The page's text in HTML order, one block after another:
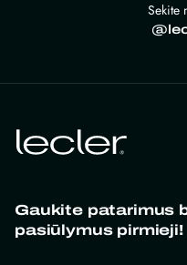
Sekite
Gaukite patarimus
pasiūlymus pirmieji!